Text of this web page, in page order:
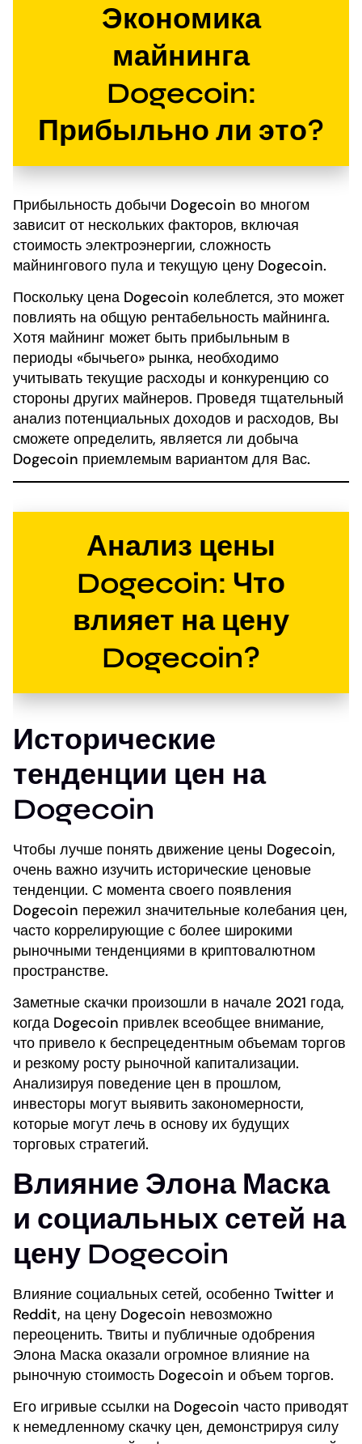
Экономика
майнинга
Dogecoin:
Прибыльно ли это?
Прибыльность добычи Dogecoin во многом
зависит от нескольких факторов, включая
стоимость электроэнергии, сложность
майнингового пула и текущую цену Dogecoin.
Поскольку цена Dogecoin колеблется, это может
повлиять на общую рентабельность майнинга.
Хотя майнинг может быть прибыльным в
периоды «бычьего» рынка, необходимо
учитывать текущие расходы и конкуренцию со
стороны других майнеров. Проведя тщательный
анализ потенциальных доходов и расходов, Вы
сможете определить, является ли добыча
Dogecoin приемлемым вариантом для Вас.
Анализ цены
Dogecoin: Что
влияет на цену
Dogecoin?
Исторические
тенденции цен на
Dogecoin
Чтобы лучше понять движение цены Dogecoin,
очень важно изучить исторические ценовые
тенденции. С момента своего появления
Dogecoin пережил значительные колебания цен,
часто коррелирующие с более широкими
рыночными тенденциями в криптовалютном
пространстве.
Заметные скачки произошли в начале 2021 года,
когда Dogecoin привлек всеобщее внимание,
что привело к беспрецедентным объемам торгов
и резкому росту рыночной капитализации.
Анализируя поведение цен в прошлом,
инвесторы могут выявить закономерности,
которые могут лечь в основу их будущих
торговых стратегий.
Влияние Элона Маска
и социальных сетей на
цену Dogecoin
Влияние социальных сетей, особенно Twitter и
Reddit, на цену Dogecoin невозможно
переоценить. Твиты и публичные одобрения
Элона Маска оказали огромное влияние на
рыночную стоимость Dogecoin и объем торгов.
Его игривые ссылки на Dogecoin часто приводят
к немедленному скачку цен, демонстрируя силу